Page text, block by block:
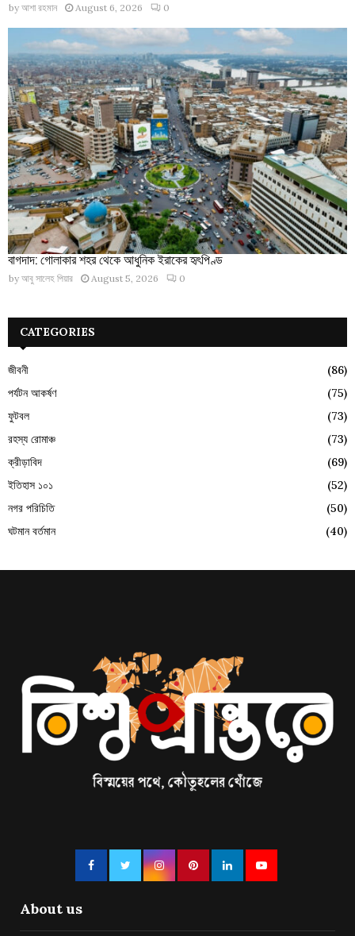
by আশা রহমান August 6, 2026 0
বাগদাদ: গোলাকার শহর থেকে আধুনিক ইরাকের হৃৎপিণ্ড
by আবু সালেহ পিয়ার August 5, 2026 0
CATEGORIES
জীবনী
(86)
পর্যটন আকর্ষণ
(75)
ফুটবল
(73)
রহস্য রোমাঞ্চ
(73)
ক্রীড়াবিদ
(69)
ইতিহাস ১০১
(52)
নগর পরিচিতি
(50)
ঘটমান বর্তমান
(40)
About us